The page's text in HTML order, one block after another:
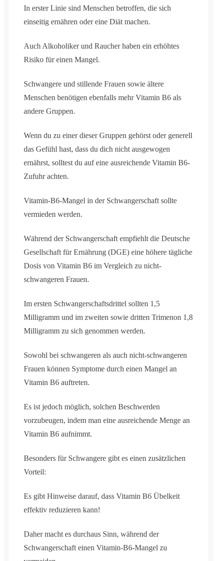
In erster Linie sind Menschen betroffen, die sich
einseitig ernähren oder eine Diät machen.
Auch Alkoholiker und Raucher haben ein erhöhtes
Risiko für einen Mangel.
Schwangere und stillende Frauen sowie ältere
Menschen benötigen ebenfalls mehr Vitamin B6 als
andere Gruppen.
Wenn du zu einer dieser Gruppen gehörst oder generell
das Gefühl hast, dass du dich nicht ausgewogen
ernährst, solltest du auf eine ausreichende Vitamin B6-
Zufuhr achten.
Vitamin-B6-Mangel in der Schwangerschaft sollte
vermieden werden.
Während der Schwangerschaft empfiehlt die Deutsche
Gesellschaft für Ernährung (DGE) eine höhere tägliche
Dosis von Vitamin B6 im Vergleich zu nicht-
schwangeren Frauen.
Im ersten Schwangerschaftsdrittel sollten 1,5
Milligramm und im zweiten sowie dritten Trimenon 1,8
Milligramm zu sich genommen werden.
Sowohl bei schwangeren als auch nicht-schwangeren
Frauen können Symptome durch einen Mangel an
Vitamin B6 auftreten.
Es ist jedoch möglich, solchen Beschwerden
vorzubeugen, indem man eine ausreichende Menge an
Vitamin B6 aufnimmt.
Besonders für Schwangere gibt es einen zusätzlichen
Vorteil:
Es gibt Hinweise darauf, dass Vitamin B6 Übelkeit
effektiv reduzieren kann!
Daher macht es durchaus Sinn, während der
Schwangerschaft einen Vitamin-B6-Mangel zu